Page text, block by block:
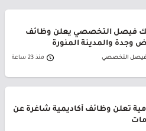
فيصل التخصصي يعلن وظائف
وجدة والمدينة المنورة
التخصصي منذ 23 ساعة
تعلن وظائف أكاديمية شاغرة عن